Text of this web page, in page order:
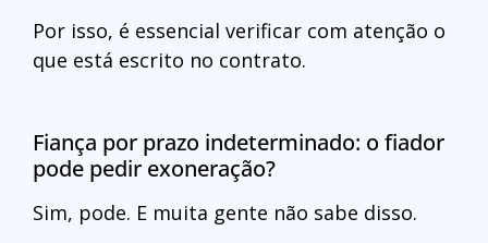
Por isso, é essencial verificar com atenção o
que está escrito no contrato.
Fiança por prazo indeterminado: o fiador
pode pedir exoneração?
Sim, pode. E muita gente não sabe disso.